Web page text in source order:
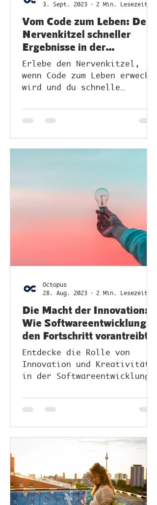
Vom Code zum Leben: Der
Nervenkitzel schneller
Ergebnisse in der
Programmierung
Erlebe den Nervenkitzel,
wenn Code zum Leben erweckt
wird und du schnelle
Programmierung erzielst.
3. Sept. 2023
2 Min. Lesezeit
Die Macht der Innovation:
Wie Softwareentwicklung
den Fortschritt vorantreibt
Entdecke die Rolle von
Innovation und Kreativität
in der Softwareentwicklung
fördern.
Octopus
28. Aug. 2023
2 Min. Lesezeit